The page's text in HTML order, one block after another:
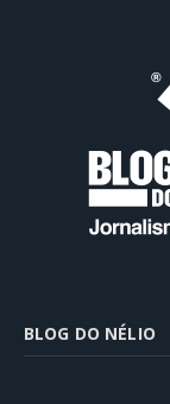
BLOG DO NÉLIO